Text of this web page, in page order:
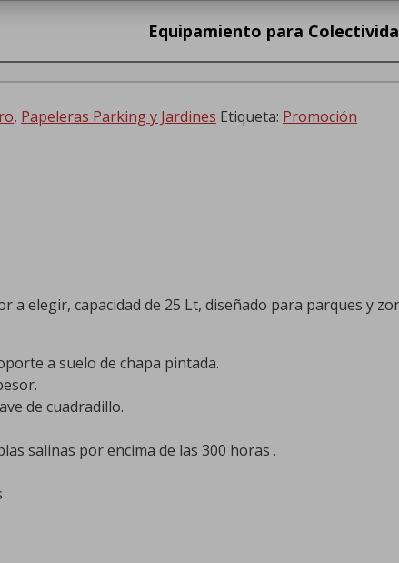
Equipamiento para
, Papeleras Parking y Jardines Etiqueta: Promoción
a elegir, capacidad de 25 Lt, diseñado para parques y
a suelo de chapa pintada.
de cuadradillo.
salinas por encima de las 300 horas .